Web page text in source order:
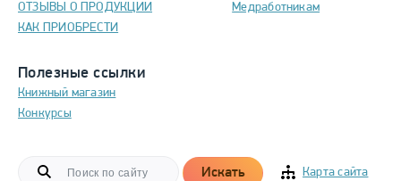
ОТЗЫВЫ О ПРОДУКЦИИ
КАК ПРИОБРЕСТИ
Полезные ссылки
Книжный магазин
Конкурсы
Медработникам
Искать Карта сайта